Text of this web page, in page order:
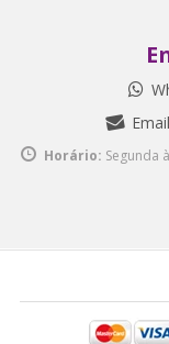
Horário: Segunda